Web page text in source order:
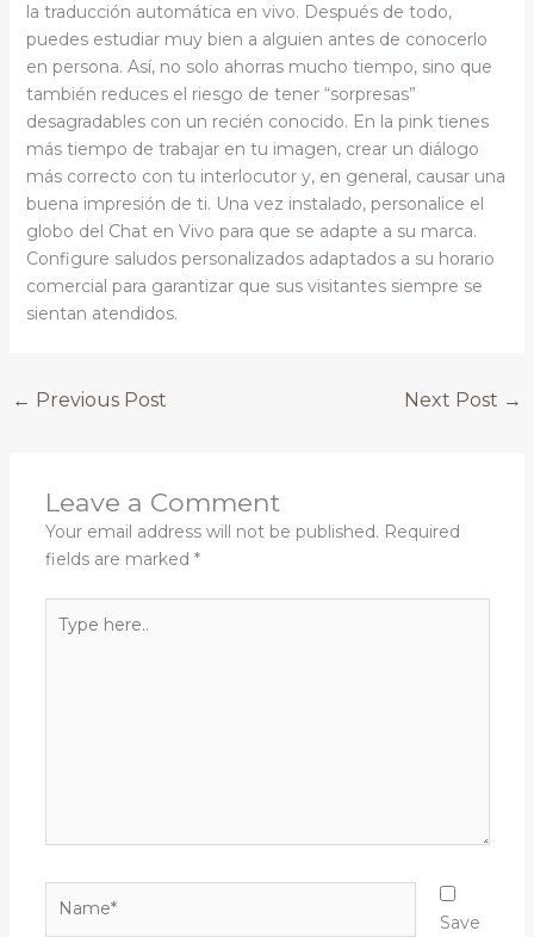
la traducción automática en vivo. Después de todo,
puedes estudiar muy bien a alguien antes de conocerlo
en persona. Así, no solo ahorras mucho tiempo, sino que
también reduces el riesgo de tener “sorpresas”
desagradables con un recién conocido. En la pink tienes
más tiempo de trabajar en tu imagen, crear un diálogo
más correcto con tu interlocutor y, en general, causar una
buena impresión de ti. Una vez instalado, personalice el
globo del Chat en Vivo para que se adapte a su marca.
Configure saludos personalizados adaptados a su horario
comercial para garantizar que sus visitantes siempre se
sientan atendidos.
← Previous Post Next Post →
Leave a Comment
Your email address will not be published. Required
fields are marked *
here..
Save